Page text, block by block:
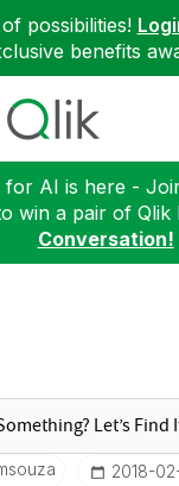
possibilities!
benefits
for AI is here -
win a pair of Qlik
Conversation!
‎2018-